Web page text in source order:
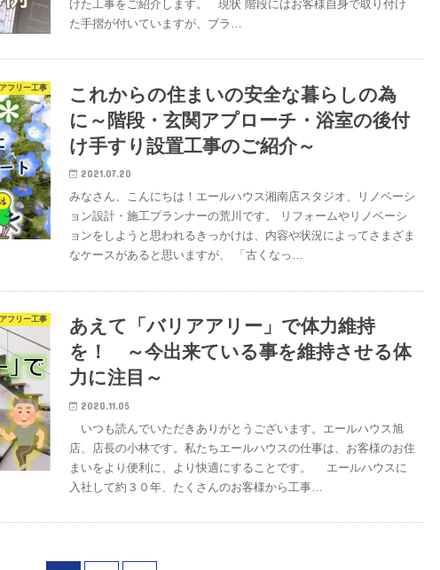
けた工事をご紹介します。 現状 階段にはお客様自身で取り付け
た手摺が付いていますが、ブラ…
フリー工事
これからの住まいの安全な暮らしの為
に～階段・玄関アプローチ・浴室の後付
け手すり設置工事のご紹介～
2021.07.20
みなさん、こんにちは！エールハウス湘南店スタジオ、リノベーシ
ョン設計・施工プランナーの荒川です。 リフォームやリノベーシ
ョンをしようと思われるきっかけは、内容や状況によってさまざま
なケースがあると思いますが、 「古くなっ…
フリー工事
あえて「バリアアリー」で体力維持
を！ ～今出来ている事を維持させる体
力に注目～
2020.11.05
いつも読んでいただきありがとうございます。エールハウス旭
店、店長の小林です。私たちエールハウスの仕事は、お客様のお住
まいをより便利に、より快適にすることです。 エールハウスに
入社して約３０年、たくさんのお客様から工事…